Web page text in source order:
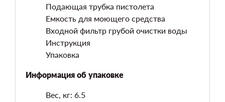
Подающая трубка пистолета
Емкость для моющего средства
Входной фильтр грубой очистки воды
Инструкция
Упаковка
Информация об упаковке
Вес, кг: 6.5